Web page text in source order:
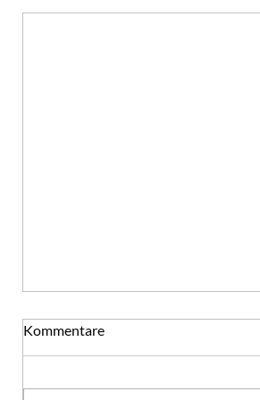
Gute Nachsätze
Gute Vorsätze mögen Sie morgen
Kommentare